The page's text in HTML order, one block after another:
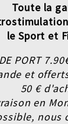
Toute la
le Sport et
PORT
et
50 €
en
nous